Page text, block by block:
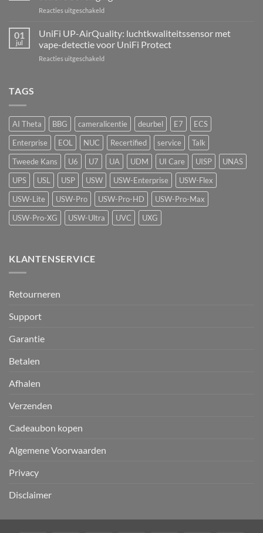
inbraaksensoren
de
eerste
hardware-
refresh
de
Reacties uitgeschakeldvoor
Speaker:
van
passief
01
jul
UniFi UP-AirQuality: luchtkwaliteitssensor met
vape-detectie voor UniFi Protect
Reacties uitgeschakeldvoor
vape-
detectie
voor
UniFi
Protect
TAGS
AI Theta BBG cameralicentie deurbel E7
ECS
Enterprise
EOL NUC Recertified service
Talk
Tweede Kans
U6 U7 UA UDM UI Care UISP
UNAS
UPS
USL USP USW USW-Enterprise
USW-Flex
USW-Lite
USW-Pro USW-Pro-HD
USW-Pro-Max
USW-Pro-XG
USW-Ultra UVC UXG
KLANTENSERVICE
Retourneren
Support
Garantie
Betalen
Afhalen
Verzenden
Cadeaubon kopen
Algemene Voorwaarden
Privacy
Disclaimer